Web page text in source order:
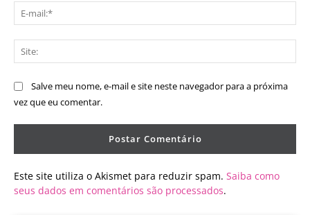
Salve meu nome, e-mail e site neste navegador para a próxima
vez que eu comentar.
Este site utiliza o Akismet para reduzir spam. Saiba como
seus dados em comentários são processados.